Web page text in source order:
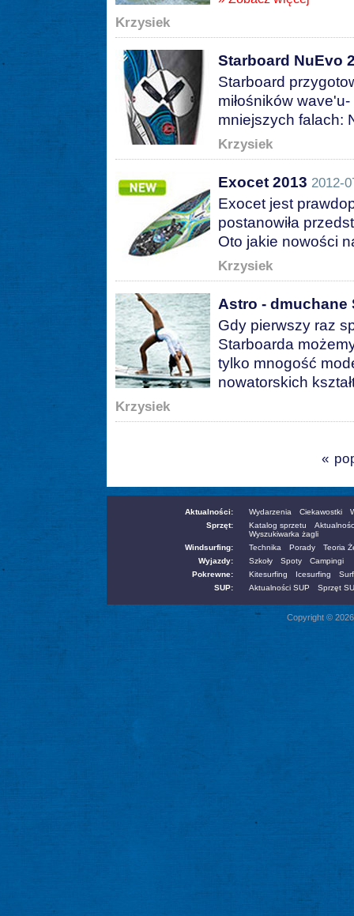
Krzysiek
Starboard NuEvo
Starboard
miłośników
mniejszych falach:
Krzysiek
Exocet 2013 2012-
Exocet jest
postanowiła
Oto jakie nowości
Krzysiek
Astro - dmuchane
Gdy pierwszy raz
Starboarda
tylko mnogość
nowatorskich
Krzysiek
«
Aktualności: Wydarzenia Ciekawostki
Sprzęt:
Katalog sprzetu
Wyszukiwarka żagli
Windsurfing:
Technika Porady
Teoria
Wyjazdy:
Szkoły Spoty
Campingi
Pokrewne:
Kitesurfing Icesurfing
SUP:
Aktualności SUP Sprzęt
Copyright ©